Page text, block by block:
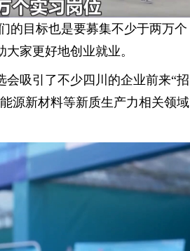
的目标也是要募集不少于两万个
家更好地创业就业。
吸引了不少四川的企业前来“招
源新材料等新质生产力相关领域